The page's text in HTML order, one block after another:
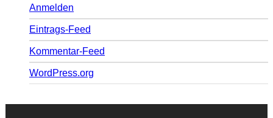
Anmelden
Eintrags-Feed
Kommentar-Feed
WordPress.org